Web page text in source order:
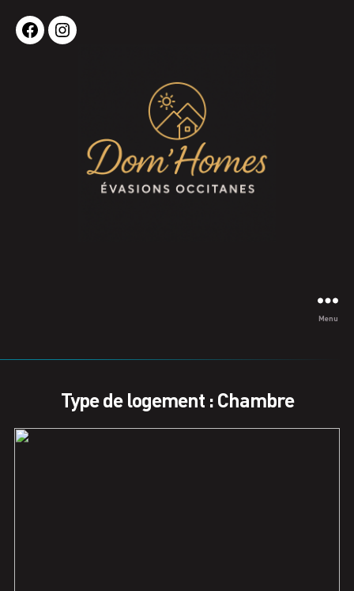
FacebookInstagram
Menu
Type de logement : Chambre